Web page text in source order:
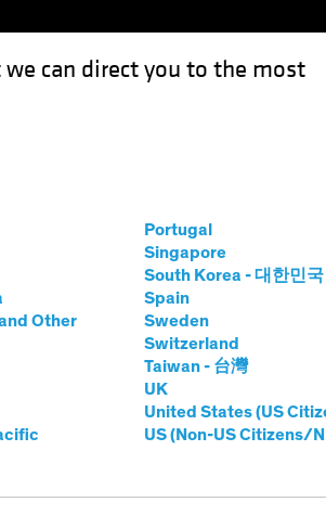
can direct you to the most
Other
Portugal
Singapore
South Korea - 대한민국
Spain
Sweden
Switzerland
Taiwan - 台灣
UK
United States (US
US (Non-US Citizens/
den